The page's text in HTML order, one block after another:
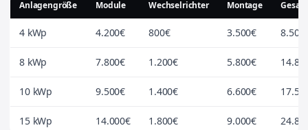
Anlagengröße Module Wechselrichter Montage
4 kWp 4.200€ 800€ 3.500€
8 kWp 7.800€ 1.200€ 5.800€
10 kWp 9.500€ 1.400€ 6.600€
15 kWp 14.000€ 1.800€ 9.000€